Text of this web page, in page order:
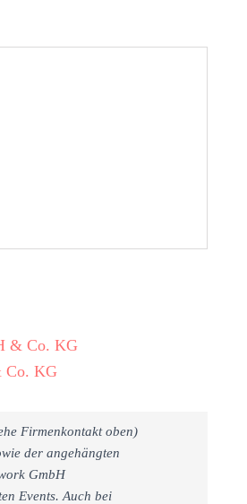
& Co. KG
Co. KG
Firmenkontakt oben)
der angehängten
GmbH
Events. Auch bei